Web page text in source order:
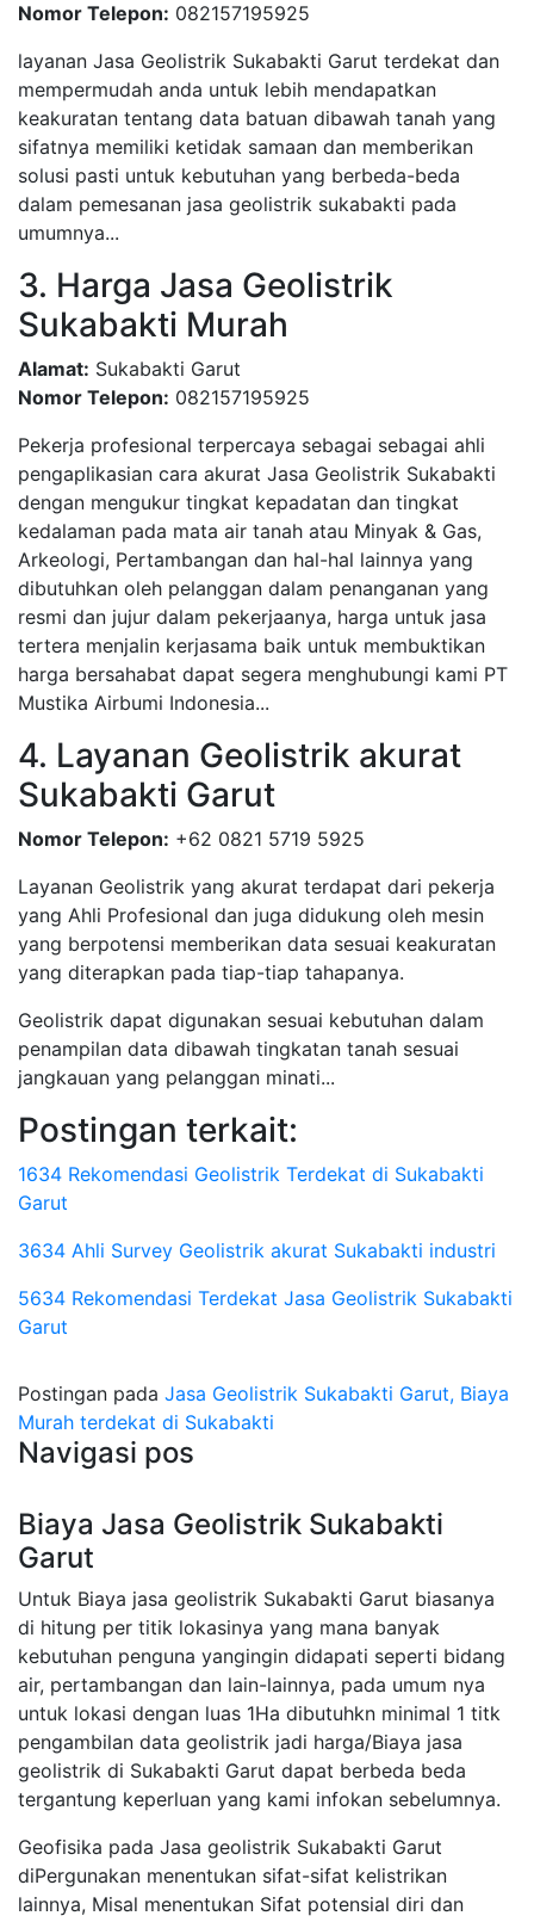
Nomor Telepon: 082157195925
layanan Jasa Geolistrik Sukabakti Garut terdekat dan
mempermudah anda untuk lebih mendapatkan
keakuratan tentang data batuan dibawah tanah yang
sifatnya memiliki ketidak samaan dan memberikan
solusi pasti untuk kebutuhan yang berbeda-beda
dalam pemesanan jasa geolistrik sukabakti pada
umumnya...
3. Harga Jasa Geolistrik
Sukabakti Murah
Alamat: Sukabakti Garut
Nomor Telepon: 082157195925
Pekerja profesional terpercaya sebagai sebagai ahli
pengaplikasian cara akurat Jasa Geolistrik Sukabakti
dengan mengukur tingkat kepadatan dan tingkat
kedalaman pada mata air tanah atau Minyak & Gas,
Arkeologi, Pertambangan dan hal-hal lainnya yang
dibutuhkan oleh pelanggan dalam penanganan yang
resmi dan jujur dalam pekerjaanya, harga untuk jasa
tertera menjalin kerjasama baik untuk membuktikan
harga bersahabat dapat segera menghubungi kami PT
Mustika Airbumi Indonesia...
4. Layanan Geolistrik akurat
Sukabakti Garut
Nomor Telepon: +62 0821 5719 5925
Layanan Geolistrik yang akurat terdapat dari pekerja
yang Ahli Profesional dan juga didukung oleh mesin
yang berpotensi memberikan data sesuai keakuratan
yang diterapkan pada tiap-tiap tahapanya.
Geolistrik dapat digunakan sesuai kebutuhan dalam
penampilan data dibawah tingkatan tanah sesuai
jangkauan yang pelanggan minati...
Postingan terkait:
1634 Rekomendasi Geolistrik Terdekat di Sukabakti
Garut
3634 Ahli Survey Geolistrik akurat Sukabakti industri
5634 Rekomendasi Terdekat Jasa Geolistrik Sukabakti
Garut
Postingan pada Jasa Geolistrik Sukabakti Garut, Biaya
Murah terdekat di Sukabakti
Navigasi pos
Biaya Jasa Geolistrik Sukabakti
Garut
Untuk Biaya jasa geolistrik Sukabakti Garut biasanya
di hitung per titik lokasinya yang mana banyak
kebutuhan penguna yangingin didapati seperti bidang
air, pertambangan dan lain-lainnya, pada umum nya
untuk lokasi dengan luas 1Ha dibutuhkn minimal 1 titk
pengambilan data geolistrik jadi harga/Biaya jasa
geolistrik di Sukabakti Garut dapat berbeda beda
tergantung keperluan yang kami infokan sebelumnya.
Geofisika pada Jasa geolistrik Sukabakti Garut
diPergunakan menentukan sifat-sifat kelistrikan
lainnya, Misal menentukan Sifat potensial diri dan